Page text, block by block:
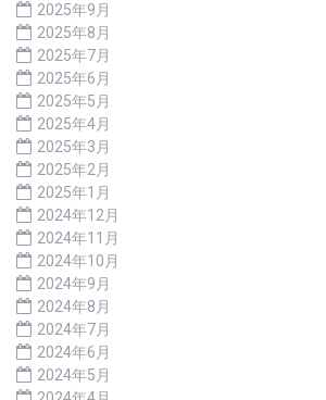
2025年9月
2025年8月
2025年7月
2025年6月
2025年5月
2025年4月
2025年3月
2025年2月
2025年1月
2024年12月
2024年11月
2024年10月
2024年9月
2024年8月
2024年7月
2024年6月
2024年5月